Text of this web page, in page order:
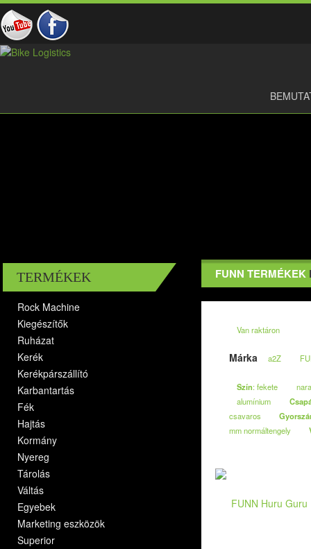
TERMÉKEK
Rock Machine
Kiegészítők
Ruházat
Kerék
Kerékpárszállító
Karbantartás
Fék
Hajtás
Kormány
Nyereg
Tárolás
Váltás
Egyebek
Marketing eszközök
Superior
FUNN TERMÉKEK
Van raktáron
Márka a2Z
Szín: fekete
alumínium
csavaros
mm normáltengely